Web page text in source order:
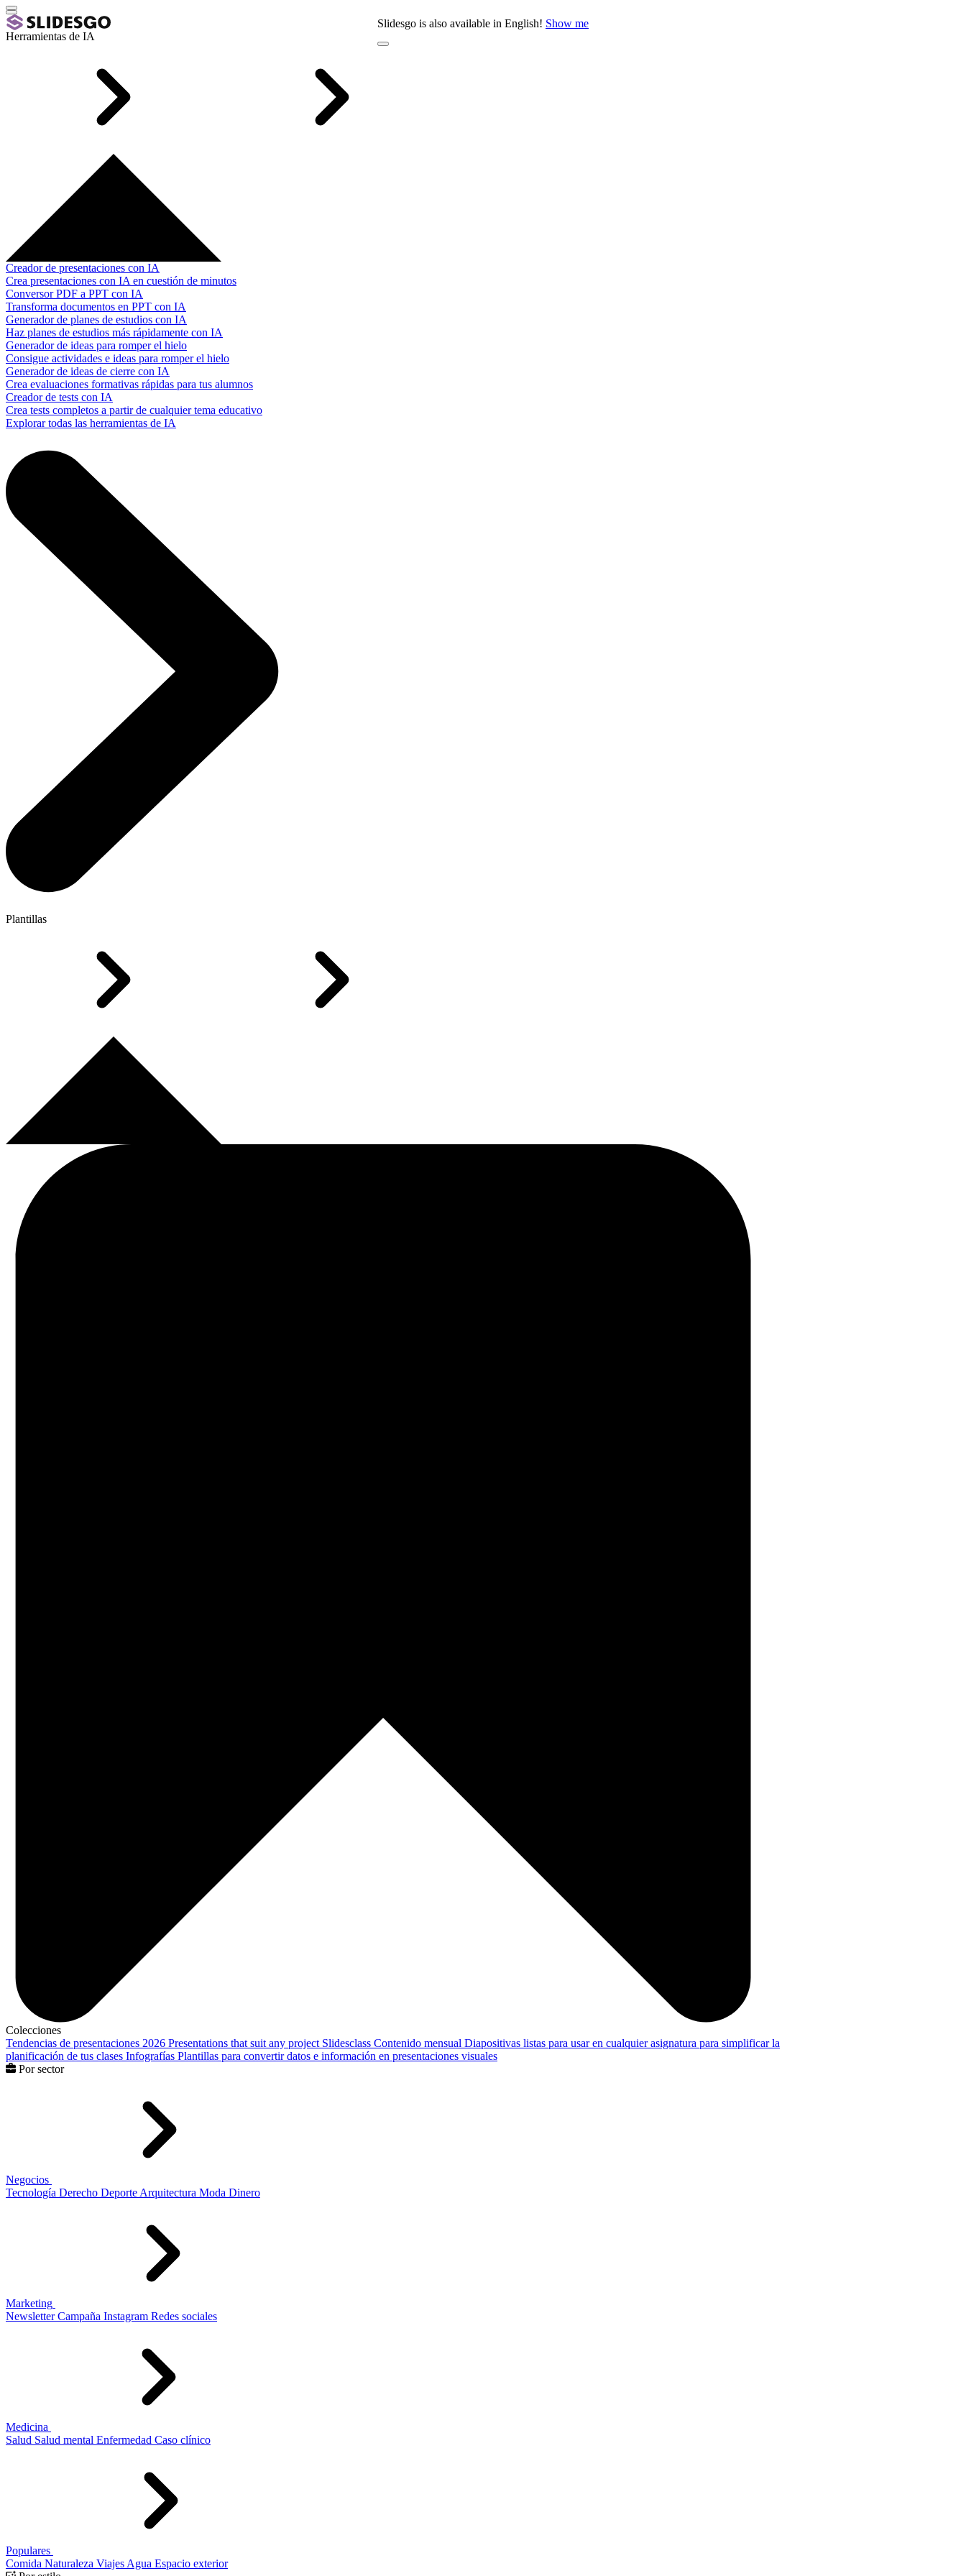
Slidesgo is also available in English! Show me
Herramientas de IA
Creador de presentaciones con IA
Crea presentaciones con IA en cuestión de minutos
Conversor PDF a PPT con IA
Transforma documentos en PPT con IA
Generador de planes de estudios con IA
Haz planes de estudios más rápidamente con IA
Generador de ideas para romper el hielo
Consigue actividades e ideas para romper el hielo
Generador de ideas de cierre con IA
Crea evaluaciones formativas rápidas para tus alumnos
Creador de tests con IA
Crea tests completos a partir de cualquier tema educativo
Explorar todas las herramientas de IA
Plantillas
Colecciones
Tendencias de presentaciones 2026 Presentations that suit any project Slidesclass Contenido mensual Diapositivas listas para usar en cualquier asignatura para simplificar la
planificación de tus clases Infografías Plantillas para convertir datos e información en presentaciones visuales
Por sector
Negocios
Tecnología Derecho Deporte Arquitectura Moda Dinero
Marketing
Newsletter Campaña Instagram Redes sociales
Medicina
Salud Salud mental Enfermedad Caso clínico
Populares
Comida Naturaleza Viajes Agua Espacio exterior